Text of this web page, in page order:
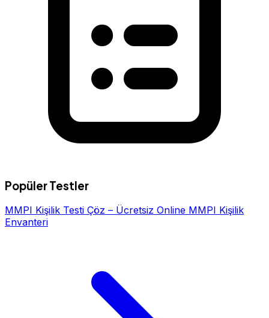
Popüler Testler
MMPI Kişilik Testi Çöz – Ücretsiz Online MMPI Kişilik
Envanteri